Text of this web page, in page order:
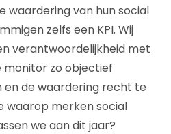
waardering van hun social
zelfs een KPI. Wij
verantwoordelijkheid met
zo objectief
en de waardering recht te
waarop merken social
we aan dit jaar?